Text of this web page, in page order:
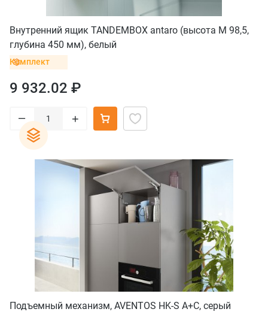
Внутренний ящик TANDEMBOX antaro (высота М 98,5,
глубина 450 мм), белый
Комплект
9 932.02 ₽
– +
Подъемный механизм, AVENTOS HK-S A+C, серый